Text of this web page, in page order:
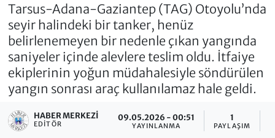
Tarsus-Adana-Gaziantep (TAG) Otoyolu’nda
seyir halindeki bir tanker, henüz
belirlenemeyen bir nedenle çıkan yangında
saniyeler içinde alevlere teslim oldu. İtfaiye
ekiplerinin yoğun müdahalesiyle söndürülen
yangın sonrası araç kullanılamaz hale geldi.
HABER MERKEZI
EDITÖR
09.05.2026 - 00:51
YAYINLANMA
1
PAYLAŞIM